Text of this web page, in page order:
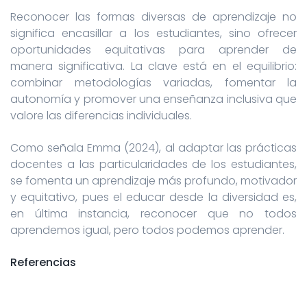
Reconocer las formas diversas de aprendizaje no
significa encasillar a los estudiantes, sino ofrecer
oportunidades equitativas para aprender de
manera significativa. La clave está en el equilibrio:
combinar metodologías variadas, fomentar la
autonomía y promover una enseñanza inclusiva que
valore las diferencias individuales.
Como señala Emma (2024), al adaptar las prácticas
docentes a las particularidades de los estudiantes,
se fomenta un aprendizaje más profundo, motivador
y equitativo, pues el educar desde la diversidad es,
en última instancia, reconocer que no todos
aprendemos igual, pero todos podemos aprender.
Referencias